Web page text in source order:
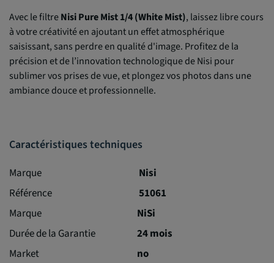
Avec le filtreNisi Pure Mist 1/4 (White Mist), laissez libre cours
à votre créativité en ajoutant un effet atmosphérique
saisissant, sans perdre en qualité d'image. Profitez de la
précision et de l’innovation technologique de Nisi pour
sublimer vos prises de vue, et plongez vos photos dans une
ambiance douce et professionnelle.
Caractéristiques techniques
Marque
Nisi
Référence
51061
Marque
NiSi
Durée de la Garantie
24 mois
Market
no